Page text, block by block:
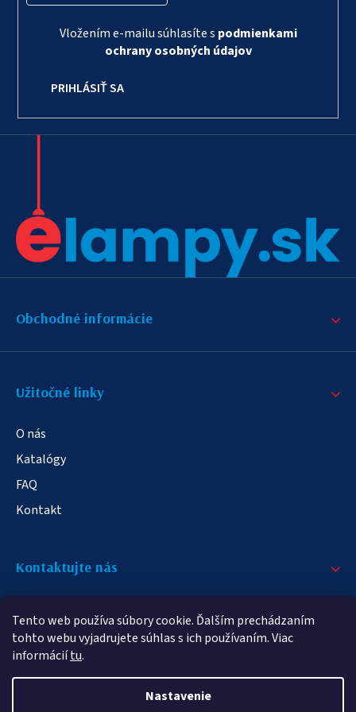
Tento web používa súbory cookie. Ďalším prechádzaním
tohto webu vyjadrujete súhlas s ich používaním. Viac
informáciítu.
Nastavenie
Vložením e-mailu súhlasíte s podmienkami
ochrany osobných údajov
PRIHLÁSIŤ SA
Obchodné informácie
Užitočné linky
O nás
Katalógy
FAQ
Kontakt
Kontaktujte nás
info@elampa.sk
elampy.sk. Všetky práva vyhradené.